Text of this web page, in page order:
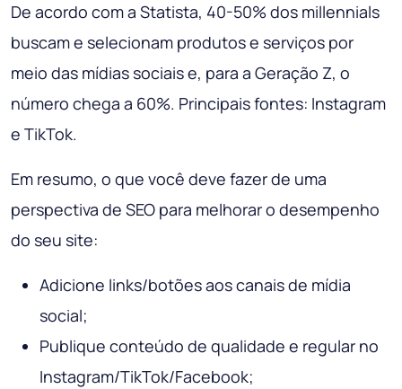
De acordo com a Statista, 40-50% dos millennials
buscam e selecionam produtos e serviços por
meio das mídias sociais e, para a Geração Z, o
número chega a 60%. Principais fontes: Instagram
e TikTok.
Em resumo, o que você deve fazer de uma
perspectiva de SEO para melhorar o desempenho
do seu site:
Adicione links/botões aos canais de mídia
social;
Publique conteúdo de qualidade e regular no
Instagram/TikTok/Facebook;